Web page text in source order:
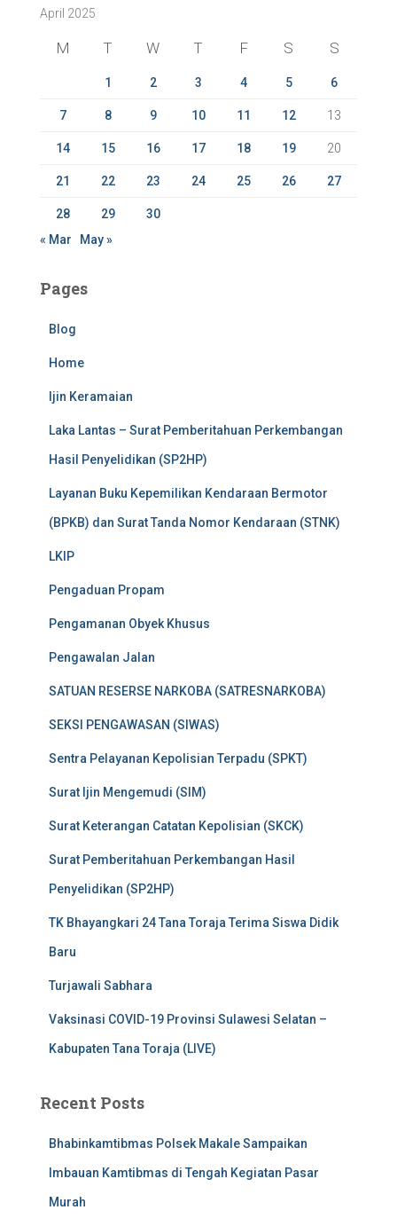
h
April 2025
M T W T F S S
1 2 3 4 5 6
7 8 9 10 11 12 13
14 15 16 17 18 19 20
21 22 23 24 25 26 27
28 29
30
« Mar
May »
Pages
Blog
Home
Ijin Keramaian
Laka Lantas – Surat Pemberitahuan Perkembangan
Hasil Penyelidikan (SP2HP)
Layanan Buku Kepemilikan Kendaraan Bermotor
(BPKB) dan Surat Tanda Nomor Kendaraan (STNK)
LKIP
Pengaduan Propam
Pengamanan Obyek Khusus
Pengawalan Jalan
SATUAN RESERSE NARKOBA (SATRESNARKOBA)
SEKSI PENGAWASAN (SIWAS)
Sentra Pelayanan Kepolisian Terpadu (SPKT)
Surat Ijin Mengemudi (SIM)
Surat Keterangan Catatan Kepolisian (SKCK)
Surat Pemberitahuan Perkembangan Hasil
Penyelidikan (SP2HP)
TK Bhayangkari 24 Tana Toraja Terima Siswa Didik
Baru
Turjawali Sabhara
Vaksinasi COVID-19 Provinsi Sulawesi Selatan –
Kabupaten Tana Toraja (LIVE)
Recent Posts
Bhabinkamtibmas Polsek Makale Sampaikan
Imbauan Kamtibmas di Tengah Kegiatan Pasar
Murah